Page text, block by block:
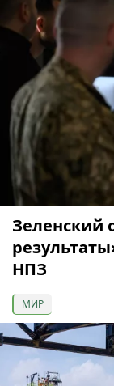
Зеленский
НПЗ
МИР